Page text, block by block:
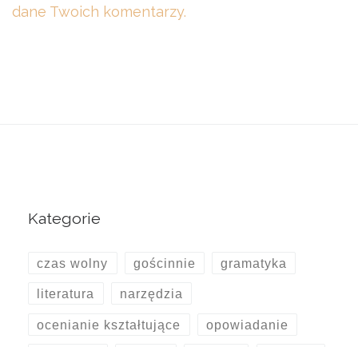
dane Twoich komentarzy.
Kategorie
czas wolny gościnnie gramatyka
literatura narzędzia
ocenianie kształtujące opowiadanie